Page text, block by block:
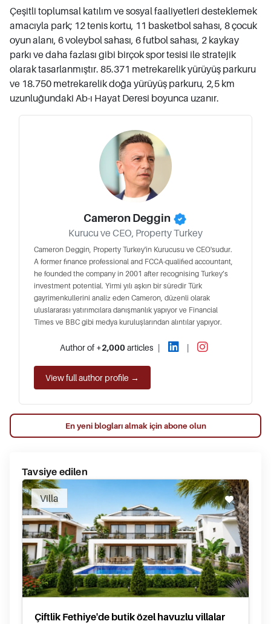
Çeşitli toplumsal katılım ve sosyal faaliyetleri desteklemek
amacıyla park; 12 tenis kortu, 11 basketbol sahası, 8 çocuk
oyun alanı, 6 voleybol sahası, 6 futbol sahası, 2 kaykay
parkı ve daha fazlası gibi birçok spor tesisi ile stratejik
olarak tasarlanmıştır. 85.371 metrekarelik yürüyüş parkuru
ve 18.750 metrekarelik doğa yürüyüş parkuru, 2,5 km
uzunluğundaki Ab-ı Hayat Deresi boyunca uzanır.
Cameron Deggin
Kurucu ve CEO, Property Turkey
Cameron Deggin, Property Turkey'in Kurucusu ve CEO'sudur.
A former finance professional and FCCA-qualified accountant,
he founded the company in 2001 after recognising Turkey’s
investment potential. Yirmi yılı aşkın bir süredir Türk
gayrimenkullerini analiz eden Cameron, düzenli olarak
uluslararası yatırımcılara danışmanlık yapıyor ve Financial
Times ve BBC gibi medya kuruluşlarından alıntılar yapıyor.
Author of +2,000 articles | |
View full author profile →
En yeni blogları almak için abone olun
Tavsiye edilen
Villa
Çiftlik Fethiye'de butik özel havuzlu villalar